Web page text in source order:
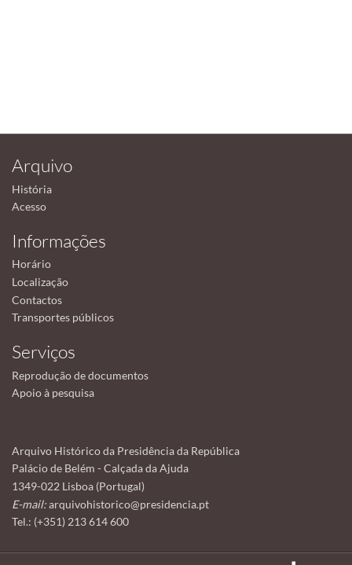
Arquivo
História
Acesso
Informações
Horário
Localização
Contactos
Transportes públicos
Serviços
Reprodução de documentos
Apoio à pesquisa
Arquivo Histórico da Presidência da República
Palácio de Belém - Calçada da Ajuda
1349-022 Lisboa (Portugal)
E-mail:arquivohistorico@presidencia.pt
Tel.: (+351) 213 614 600